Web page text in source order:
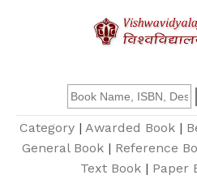
Category| Awarded Book|
General Book | Reference
Text Book| Paper